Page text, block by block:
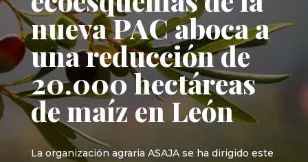
nueva PAC aboca a
una reducción de
20.000 hectáreas
de maíz en León
La organización agraria ASAJA se ha dirigido este